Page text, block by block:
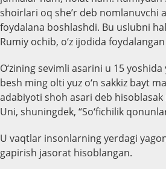
shoirlari oq she’r deb nomlanuvchi
foydalana boshlashdi. Bu uslubni
Rumiy ochib, o‘z ijodida
O‘zining sevimli asarini u 15
besh ming olti yuz o‘n sakkiz bayt
adabiyoti shoh asari deb hisoblasak
Uni, shuningdek, “So‘fichilik
U vaqtlar insonlarning yerdagi
gapirish jasorat hisoblangan.